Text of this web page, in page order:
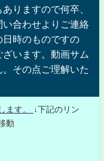
りますので何卒、
合わせよりご連絡
時のものですの
います。動画サム
その点ご理解いた
ます。
↓下記のリン
動